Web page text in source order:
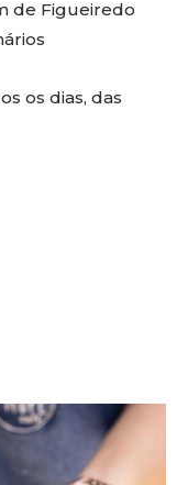
de Figueiredo
os dias, das